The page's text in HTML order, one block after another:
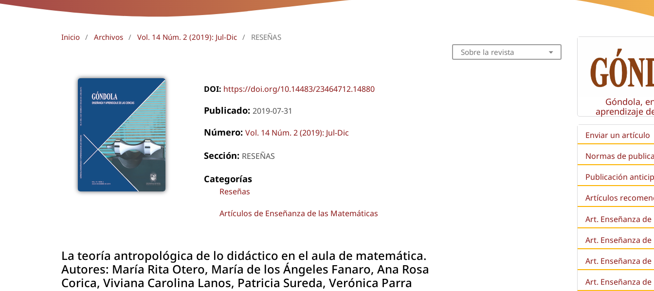
Inicio / Archivos / Vol. 14 Núm. 2 (2019): Jul-Dic / RESEÑAS
DOI: https://doi.org/10.14483/23464712.14880
Publicado: 2019-07-31
Número: Vol. 14 Núm. 2 (2019): Jul-Dic
Sección: RESEÑAS
Categorías
Reseñas
Artículos de Enseñanza de las Matemáticas
La teoría antropológica de lo didáctico en el aula de matemática.
Autores: María Rita Otero, María de los Ángeles Fanaro, Ana Rosa
Corica, Viviana Carolina Lanos, Patricia Sureda, Verónica Parra
Sobre la revista
Góndola,
aprendizaje
Enviar un artículo
Normas de
Publicación
Artículos
Art. Enseñanza
Art. Enseñanza
Art. Enseñanza de
Art. Enseñanza de